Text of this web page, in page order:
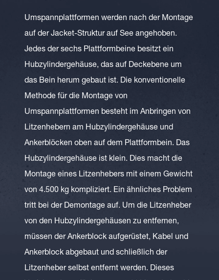
Umspannplattformen werden nach der Montage
auf der Jacket-Struktur auf See angehoben.
Jedes der sechs Plattformbeine besitzt ein
Hubzylindergehäuse, das auf Deckebene um
das Bein herum gebaut ist. Die konventionelle
Methode für die Montage von
Umspannplattformen besteht im Anbringen von
Litzenhebern am Hubzylindergehäuse und
Ankerblöcken oben auf dem Plattformbein. Das
Hubzylindergehäuse ist klein. Dies macht die
Montage eines Litzenhebers mit einem Gewicht
von 4.500 kg kompliziert. Ein ähnliches Problem
tritt bei der Demontage auf. Um die Litzenheber
von den Hubzylindergehäusen zu entfernen,
müssen der Ankerblock aufgerüstet, Kabel und
Ankerblock abgebaut und schließlich der
Litzenheber selbst entfernt werden. Dieses